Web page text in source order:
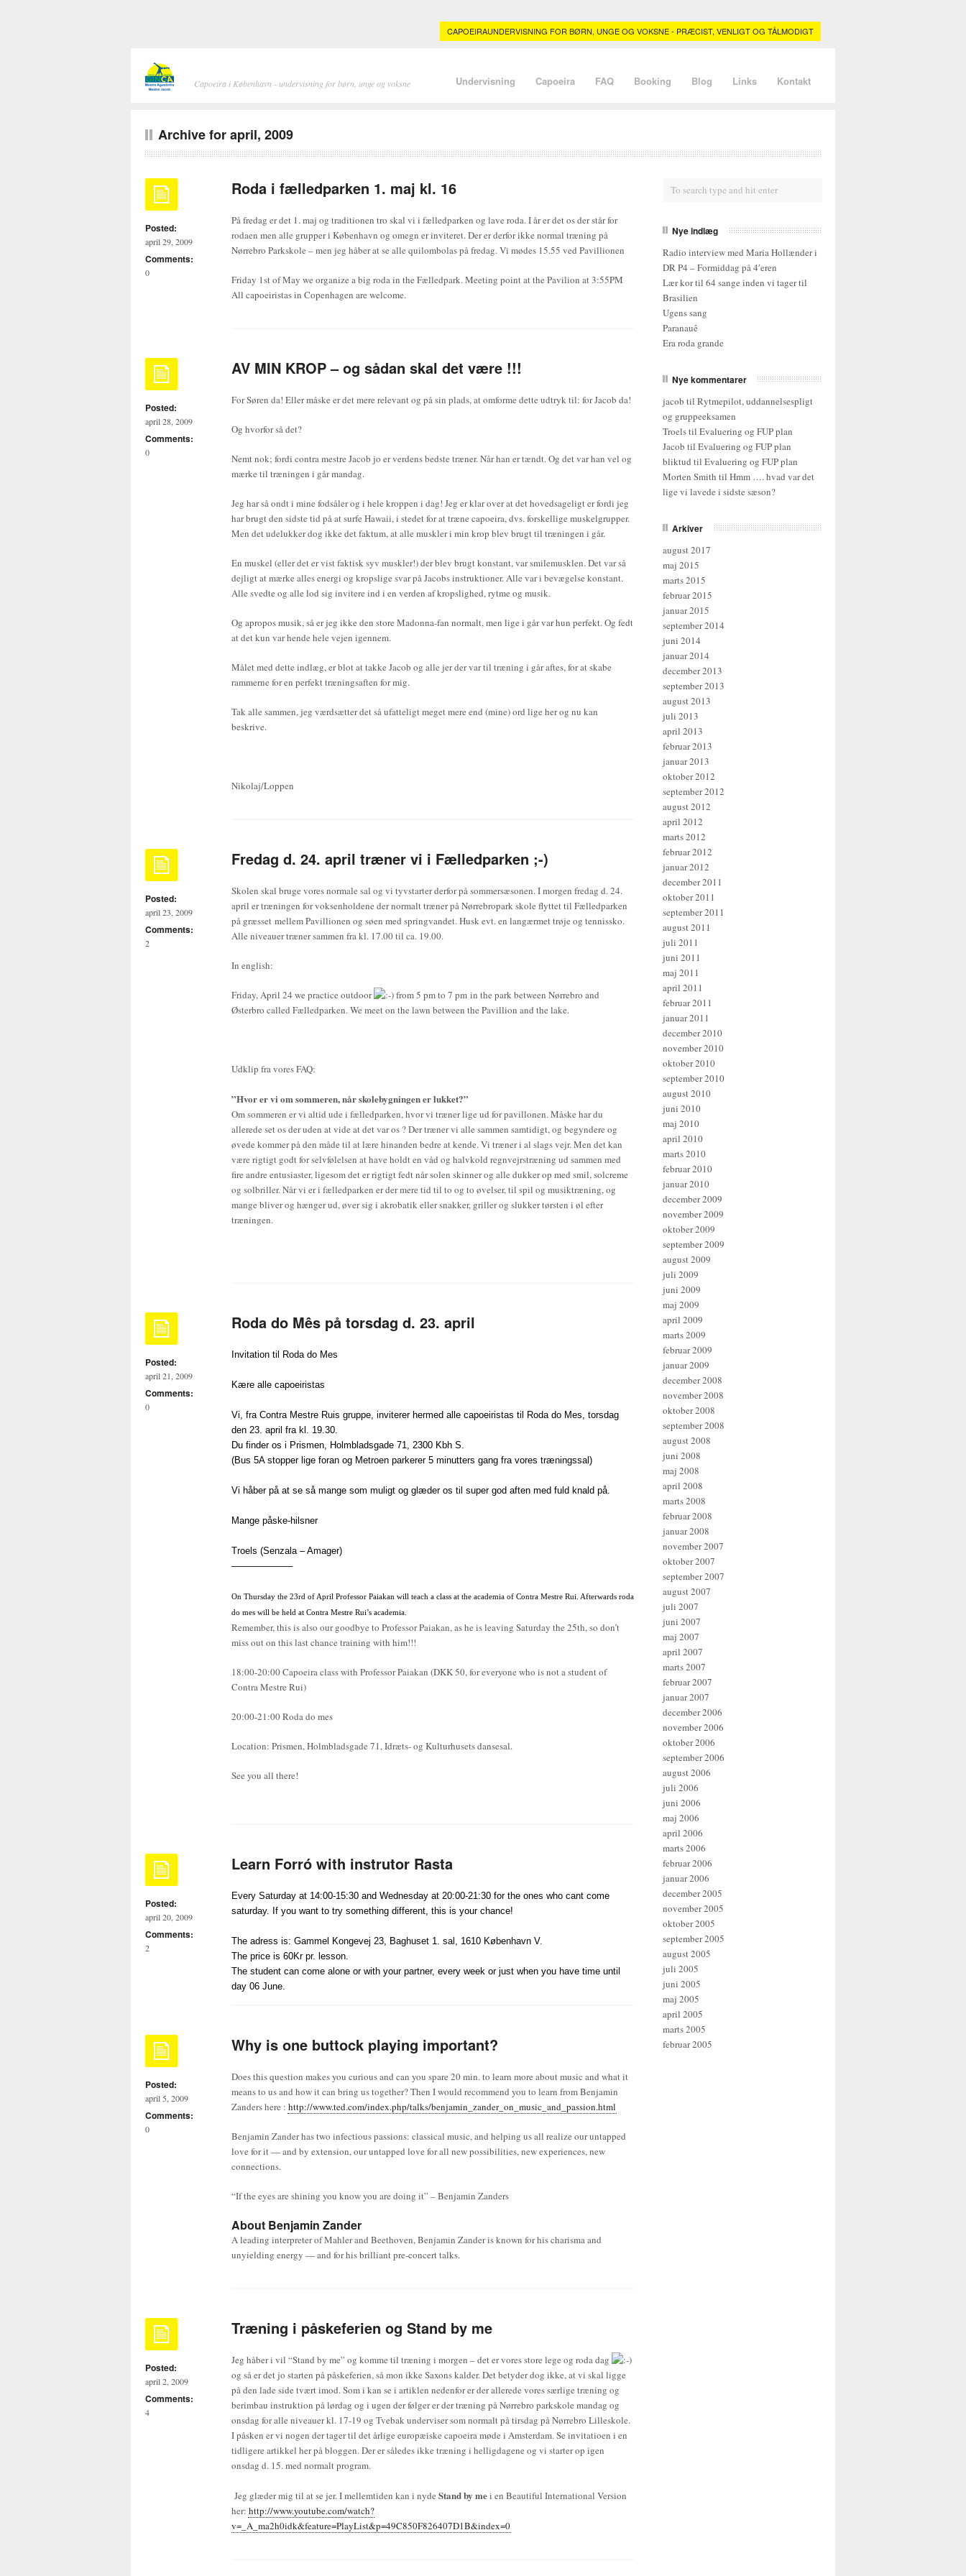
CAPOEIRAUNDERVISNING FOR BØRN, UNGE OG VOKSNE - PRÆCIST, VENLIGT OG TÅLMODIGT
Capoeira i København - undervisning for børn, unge og voksne Undervisning Capoeira FAQ Booking Blog Links Kontakt
Archive for april, 2009
Posted:
april 29, 2009
Comments:
0
Roda i fælledparken 1. maj kl. 16
På fredag er det 1. maj og traditionen tro skal vi i fælledparken og lave roda. I år er det os der står for
rodaen men alle grupper i København og omegn er inviteret. Der er derfor ikke normal træning på
Nørrebro Parkskole – men jeg håber at se alle quilombolas på fredag. Vi mødes 15.55 ved Pavillionen
Friday 1st of May we organize a big roda in the Fælledpark. Meeting point at the Pavilion at 3:55PM
All capoeiristas in Copenhagen are welcome.
Posted:
april 28, 2009
Comments:
0
AV MIN KROP – og sådan skal det være !!!
For Søren da! Eller måske er det mere relevant og på sin plads, at omforme dette udtryk til: for Jacob da!
Og hvorfor så det?
Nemt nok; fordi contra mestre Jacob jo er verdens bedste træner. Når han er tændt. Og det var han vel og
mærke til træningen i går mandag.
Jeg har så ondt i mine fodsåler og i hele kroppen i dag! Jeg er klar over at det hovedsageligt er fordi jeg
har brugt den sidste tid på at surfe Hawaii, i stedet for at træne capoeira, dvs. forskellige muskelgrupper.
Men det udelukker dog ikke det faktum, at alle muskler i min krop blev brugt til træningen i går.
En muskel (eller det er vist faktisk syv muskler!) der blev brugt konstant, var smilemusklen. Det var så
dejligt at mærke alles energi og kropslige svar på Jacobs instruktioner. Alle var i bevægelse konstant.
Alle svedte og alle lod sig invitere ind i en verden af kropslighed, rytme og musik.
Og apropos musik, så er jeg ikke den store Madonna-fan normalt, men lige i går var hun perfekt. Og fedt
at det kun var hende hele vejen igennem.
Målet med dette indlæg, er blot at takke Jacob og alle jer der var til træning i går aftes, for at skabe
rammerne for en perfekt træningsaften for mig.
Tak alle sammen, jeg værdsætter det så ufatteligt meget mere end (mine) ord lige her og nu kan
beskrive.
Nikolaj/Loppen
Posted:
april 23, 2009
Comments:
2
Fredag d. 24. april træner vi i Fælledparken ;-)
Skolen skal bruge vores normale sal og vi tyvstarter derfor på sommersæsonen. I morgen fredag d. 24.
april er træningen for voksenholdene der normalt træner på Nørrebropark skole flyttet til Fælledparken
på græsset mellem Pavillionen og søen med springvandet. Husk evt. en langærmet trøje og tennissko.
Alle niveauer træner sammen fra kl. 17.00 til ca. 19.00.
In english:
Friday, April 24 we practice outdoor
from 5 pm to 7 pm in the park between Nørrebro and
Østerbro called Fælledparken. We meet on the lawn between the Pavillion and the lake.
Udklip fra vores FAQ:
”Hvor er vi om sommeren, når skolebygningen er lukket?”
Om sommeren er vi altid ude i fælledparken, hvor vi træner lige ud for pavillonen. Måske har du
allerede set os der uden at vide at det var os ? Der træner vi alle sammen samtidigt, og begyndere og
øvede kommer på den måde til at lære hinanden bedre at kende. Vi træner i al slags vejr. Men det kan
være rigtigt godt for selvfølelsen at have holdt en våd og halvkold regnvejrstræning ud sammen med
fire andre entusiaster, ligesom det er rigtigt fedt når solen skinner og alle dukker op med smil, solcreme
og solbriller. Når vi er i fælledparken er der mere tid til to og to øvelser, til spil og musiktræning, og
mange bliver og hænger ud, øver sig i akrobatik eller snakker, griller og slukker tørsten i øl efter
træningen.
Posted:
april 21, 2009
Comments:
0
Roda do Mês på torsdag d. 23. april
Invitation til Roda do Mes
Kære alle capoeiristas
Vi, fra Contra Mestre Ruis gruppe, inviterer hermed alle capoeiristas til Roda do Mes, torsdag
den 23. april fra kl. 19.30.
Du finder os i Prismen, Holmbladsgade 71, 2300 Kbh S.
(Bus 5A stopper lige foran og Metroen parkerer 5 minutters gang fra vores træningssal)
Vi håber på at se så mange som muligt og glæder os til super god aften med fuld knald på.
Mange påske-hilsner
Troels (Senzala – Amager)
——————–
On Thursday the 23rd of April Professor Paiakan will teach a class at the academia of Contra Mestre Rui. Afterwards roda
do mes will be held at Contra Mestre Rui’s academia.
Remember, this is also our goodbye to Professor Paiakan, as he is leaving Saturday the 25th, so don’t
miss out on this last chance training with him!!!
18:00-20:00 Capoeira class with Professor Paiakan (DKK 50, for everyone who is not a student of
Contra Mestre Rui)
20:00-21:00 Roda do mes
Location: Prismen, Holmbladsgade 71, Idræts- og Kulturhusets dansesal.
See you all there!
Posted:
april 20, 2009
Comments:
2
Learn Forró with instrutor Rasta
Every Saturday at 14:00-15:30 and Wednesday at 20:00-21:30 for the ones who cant come
saturday. If you want to try something different, this is your chance!
The adress is: Gammel Kongevej 23, Baghuset 1. sal, 1610 København V.
The price is 60Kr pr. lesson.
The student can come alone or with your partner, every week or just when you have time until
day 06 June.
Posted:
april 5, 2009
Comments:
0
Why is one buttock playing important?
Does this question makes you curious and can you spare 20 min. to learn more about music and what it
means to us and how it can bring us together? Then I would recommend you to learn from Benjamin
Zanders here : http://www.ted.com/index.php/talks/benjamin_zander_on_music_and_passion.html
Benjamin Zander has two infectious passions: classical music, and helping us all realize our untapped
love for it — and by extension, our untapped love for all new possibilities, new experiences, new
connections.
“If the eyes are shining you know you are doing it” – Benjamin Zanders
About Benjamin Zander
A leading interpreter of Mahler and Beethoven, Benjamin Zander is known for his charisma and
unyielding energy — and for his brilliant pre-concert talks.
Posted:
april 2, 2009
Comments:
4
Træning i påskeferien og Stand by me
Jeg håber i vil “Stand by me” og komme til træning i morgen – det er vores store lege og roda dag
og så er det jo starten på påskeferien, så mon ikke Saxons kalder. Det betyder dog ikke, at vi skal ligge
på den lade side tvært imod. Som i kan se i artiklen nedenfor er der allerede vores særlige træning og
berimbau instruktion på lørdag og i ugen der følger er der træning på Nørrebro parkskole mandag og
onsdag for alle niveauer kl. 17-19 og Tvebak underviser som normalt på tirsdag på Nørrebro Lilleskole.
I påsken er vi nogen der tager til det årlige europæiske capoeira møde i Amsterdam. Se invitatioen i en
tidligere artikkel her på bloggen. Der er således ikke træning i helligdagene og vi starter op igen
onsdag d. 15. med normalt program.
Jeg glæder mig til at se jer. I mellemtiden kan i nyde Stand by mei en Beautiful International Version
her: http://www.youtube.com/watch?
v=_A_ma2h0idk&feature=PlayList&p=49C850F826407D1B&index=0
Nye indlæg
Radio interview med Maria Hollænder i
DR P4 – Formiddag på 4′eren
Lær kor til 64 sange inden vi tager til
Brasilien
Ugens sang
Paranauê
Era roda grande
Nye kommentarer
jacob til Rytmepilot, uddannelsespligt
og gruppeeksamen
Troels til Evaluering og FUP plan
Jacob til Evaluering og FUP plan
bliktud til Evaluering og FUP plan
Morten Smith til Hmm …. hvad var det
lige vi lavede i sidste sæson?
Arkiver
august 2017
maj 2015
marts 2015
februar 2015
januar 2015
september 2014
juni 2014
januar 2014
december 2013
september 2013
august 2013
juli 2013
april 2013
februar 2013
januar 2013
oktober 2012
september 2012
august 2012
april 2012
marts 2012
februar 2012
januar 2012
december 2011
oktober 2011
september 2011
august 2011
juli 2011
juni 2011
maj 2011
april 2011
februar 2011
januar 2011
december 2010
november 2010
oktober 2010
september 2010
august 2010
juni 2010
maj 2010
april 2010
marts 2010
februar 2010
januar 2010
december 2009
november 2009
oktober 2009
september 2009
august 2009
juli 2009
juni 2009
maj 2009
april 2009
marts 2009
februar 2009
januar 2009
december 2008
november 2008
oktober 2008
september 2008
august 2008
juni 2008
maj 2008
april 2008
marts 2008
februar 2008
januar 2008
november 2007
oktober 2007
september 2007
august 2007
juli 2007
juni 2007
maj 2007
april 2007
marts 2007
februar 2007
januar 2007
december 2006
november 2006
oktober 2006
september 2006
august 2006
juli 2006
juni 2006
maj 2006
april 2006
marts 2006
februar 2006
januar 2006
december 2005
november 2005
oktober 2005
september 2005
august 2005
juli 2005
juni 2005
maj 2005
april 2005
marts 2005
februar 2005